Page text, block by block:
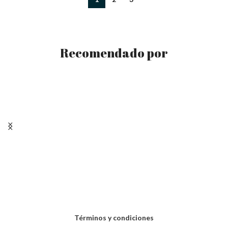
Recomendado por
Términos y condiciones